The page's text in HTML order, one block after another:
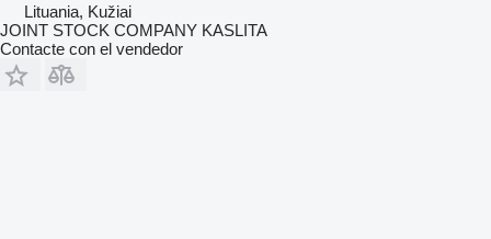
Lituania, Kužiai
JOINT STOCK COMPANY KASLITA
Contacte con el vendedor